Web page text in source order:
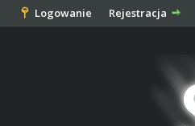
Logowanie Rejestracja